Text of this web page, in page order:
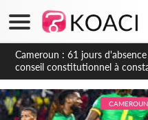
Côte d'Ivoire : Fin de la
les mouvements sauvages
CAMEROUN